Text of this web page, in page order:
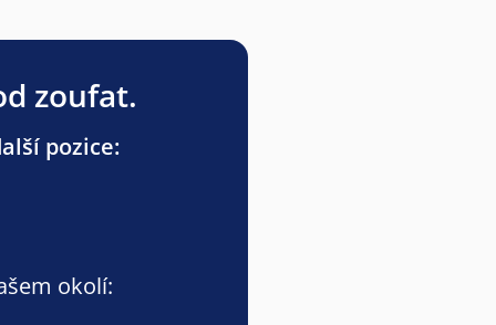
zoufat.
pozice:
okolí: